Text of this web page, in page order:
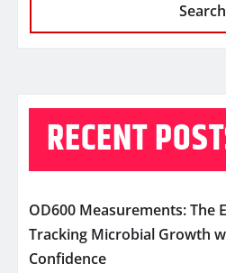
Search
RECENT
OD600 Measurements: The
Tracking Microbial Growth
Confidence